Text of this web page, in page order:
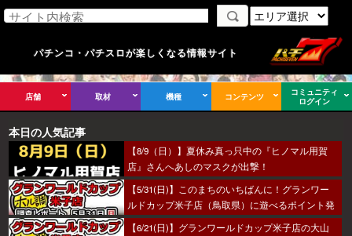
パチンコ・パチスロが楽しくなる情報サイト
店舗 取材 機種 コンテンツ
コミュニティ
ログイン
本日の人気記事
【8/9（日）】夏休み真っ只中の『ヒノマル用賀
店』さんへあしのマスクが出撃！
【5/31(日)】このまちのいちばんに！グランワー
ルドカップ米子店（鳥取県）に遊べるポイント発
見！？
【6/21(日)】グランワールドカップ米子店の大山